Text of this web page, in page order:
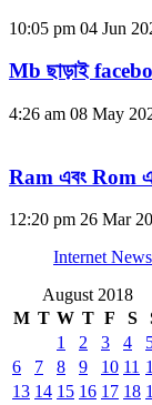
10:05 pm 04 Jun
Mb ছাড়াই
4:26 am 08 May
Ram এবং Rom এর
12:20 pm 26 Mar
Internet News
August 2018
M T W T F S
1
2 3 4
6
7 8 9 10 11
13 14 15 16 17 18